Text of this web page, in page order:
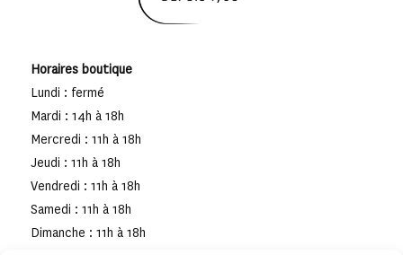
Horaires boutique
Lundi : fermé
Mardi : 14h à 18h
Mercredi : 11h à 18h
Jeudi : 11h à 18h
Vendredi : 11h à 18h
Samedi : 11h à 18h
Dimanche : 11h à 18h